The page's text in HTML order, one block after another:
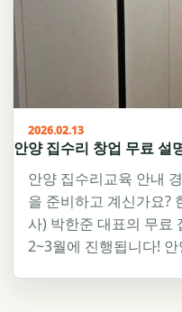
2026.02.13
안양 집수리 창업 무료 설
안양 집수리교육 안내
을 준비하고 계신가요?
사) 박한준 대표의 무료
2~3월에 진행됩니다!